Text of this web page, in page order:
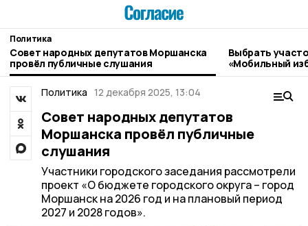
Политика
Совет народных депутатов Моршанска
провёл публичные слушания
Выбрать
«Мобильный
Моршанска
Политика 12 декабря 2025, 13:04
Совет народных депутатов
Моршанска провёл публичные
слушания
Участники городского заседания рассмотрели
проект «О бюджете городского округа – город
Моршанск на 2026 год и на плановый период
2027 и 2028 годов».